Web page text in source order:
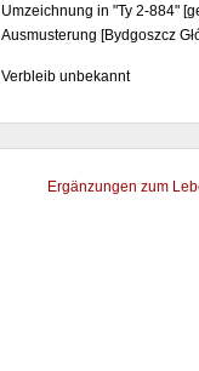
Umzeichnung in "Ty 2-884"
Ausmusterung [Bydgoszcz
Verbleib unbekannt
Ergänzungen zum